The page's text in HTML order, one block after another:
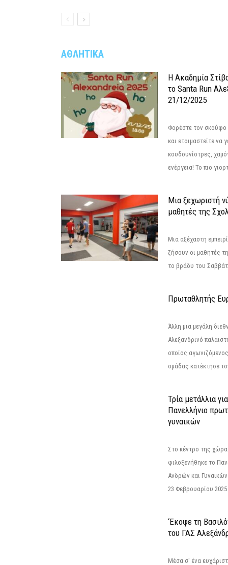
ΑΘΛΗΤΙΚΑ
Η Ακαδημία
το Santa Run
21/12/2025
Φορέστε τον σκούφο
και ετοιμαστείτε να
κουδουνίστρες,
ενέργεια! Το πιο
Μια ξεχωριστή
μαθητές της
Μια αξέχαστη
ζήσουν οι μαθητές
το βράδυ του
Πρωταθλητής
Άλλη μια μεγάλη
Αλεξανδρινό
οποίος
ομάδας κατέκτησε
Τρία μετάλλια
Πανελλήνιο
γυναικών
Στο κέντρο της
φιλοξενήθηκε το
Ανδρών και
23 Φεβρουαρίου
‘Εκοψε τη
του ΓΑΣ
Μέσα σ' ένα